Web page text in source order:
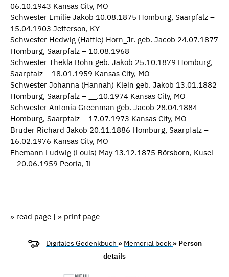
06.10.1943 Kansas City, MO
Schwester Emilie Jakob 10.08.1875 Homburg, Saarpfalz –
15.04.1903 Jefferson, KY
Schwester Hedwig (Hattie) Horn_Jr. geb. Jacob 24.07.1877
Homburg, Saarpfalz – 10.08.1968
Schwester Thekla Bohn geb. Jakob 25.10.1879 Homburg,
Saarpfalz – 18.01.1959 Kansas City, MO
Schwester Johanna (Hannah) Klein geb. Jakob 13.01.1882
Homburg, Saarpfalz – __.10.1974 Kansas City, MO
Schwester Antonia Greenman geb. Jacob 28.04.1884
Homburg, Saarpfalz – 17.07.1973 Kansas City, MO
Bruder Richard Jakob 20.11.1886 Homburg, Saarpfalz –
16.02.1976 Kansas City, MO
Ehemann Ludwig (Louis) May 13.12.1875 Börsborn, Kusel
– 20.06.1959 Peoria, IL
» read page | » print page
Digitales Gedenkbuch » Memorial book » Person
details